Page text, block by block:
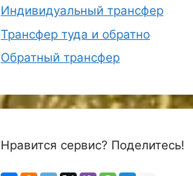
Индивидуальный трансфер
Трансфер туда и обратно
Обратный трансфер
Нравится сервис? Поделитесь!